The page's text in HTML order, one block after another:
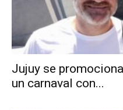
Jujuy se
un carnaval con...